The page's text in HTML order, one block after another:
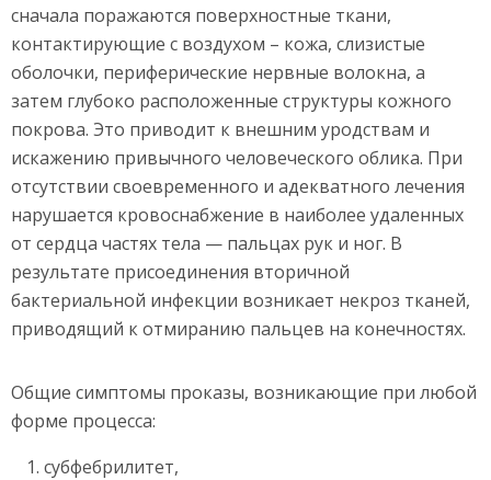
сначала поражаются поверхностные ткани,
контактирующие с воздухом – кожа, слизистые
оболочки, периферические нервные волокна, а
затем глубоко расположенные структуры кожного
покрова. Это приводит к внешним уродствам и
искажению привычного человеческого облика. При
отсутствии своевременного и адекватного лечения
нарушается кровоснабжение в наиболее удаленных
от сердца частях тела — пальцах рук и ног. В
результате присоединения вторичной
бактериальной инфекции возникает некроз тканей,
приводящий к отмиранию пальцев на конечностях.
Общие симптомы проказы, возникающие при любой
форме процесса:
субфебрилитет,